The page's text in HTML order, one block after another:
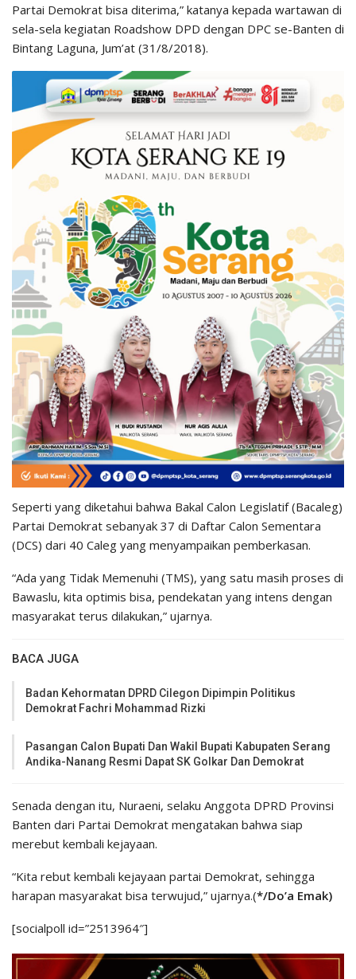
Partai Demokrat bisa diterima,” katanya kepada wartawan di
sela-sela kegiatan Roadshow DPD dengan DPC se-Banten di
Bintang Laguna, Jum’at (31/8/2018).
Seperti yang diketahui bahwa Bakal Calon Legislatif (Bacaleg)
Partai Demokrat sebanyak 37 di Daftar Calon Sementara
(DCS) dari 40 Caleg yang menyampaikan pemberkasan.
“Ada yang Tidak Memenuhi (TMS), yang satu masih proses di
Bawaslu, kita optimis bisa, pendekatan yang intens dengan
masyarakat terus dilakukan,” ujarnya.
BACA JUGA
Badan Kehormatan DPRD Cilegon Dipimpin Politikus
Demokrat Fachri Mohammad Rizki
Pasangan Calon Bupati Dan Wakil Bupati Kabupaten Serang
Andika-Nanang Resmi Dapat SK Golkar Dan Demokrat
Senada dengan itu, Nuraeni, selaku Anggota DPRD Provinsi
Banten dari Partai Demokrat mengatakan bahwa siap
merebut kembali kejayaan.
“Kita rebut kembali kejayaan partai Demokrat, sehingga
harapan masyarakat bisa terwujud,” ujarnya.(*/Do’a Emak)
[socialpoll id=”2513964″]